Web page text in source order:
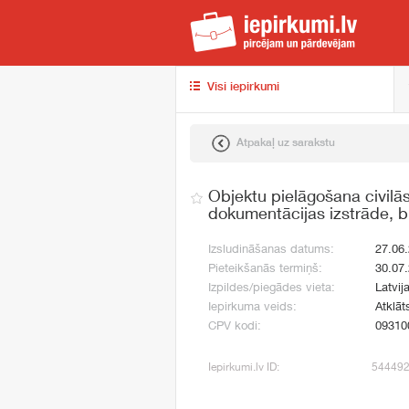
Visi iepirkumi
Atpakaļ uz sarakstu
Objektu pielāgošana
dokumentācijas izstrāde,
Izsludināšanas datums:
Pieteikšanās termiņš:
Izpildes/piegādes vieta:
Iepirkuma veids:
CPV kodi:
Iepirkumi.lv ID: